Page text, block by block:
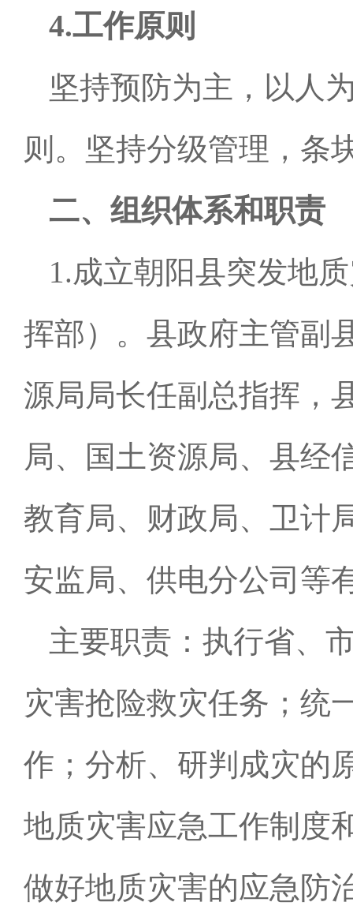
4.工作原则
坚持预防为主，以人
则。坚持分级管理，条
二、组织体系和职责
1.成立朝阳县突发地
挥部）。县政府主管副
源局局长任副总指挥，
局、国土资源局、县经
教育局、财政局、卫计
安监局、供电分公司等
主要职责：执行省、
灾害抢险救灾任务；统
作；分析、研判成灾的
地质灾害应急工作制度
做好地质灾害的应急防